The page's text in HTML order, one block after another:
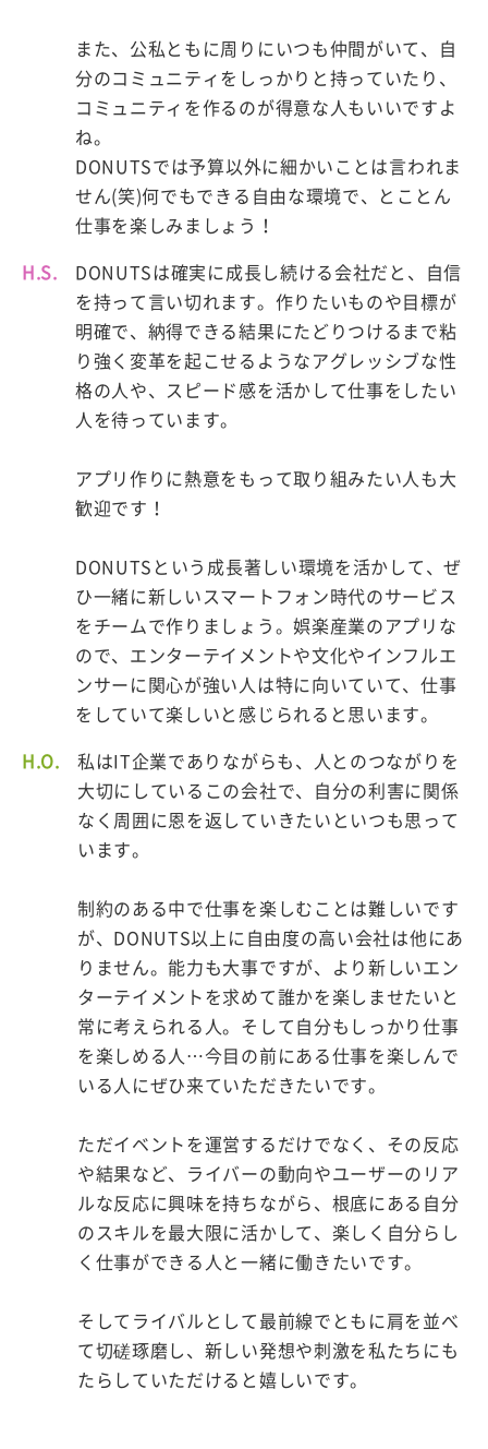
また、公私ともに周りにいつも仲間がいて、自
分のコミュニティをしっかりと持っていたり、
コミュニティを作るのが得意な人もいいですよ
ね。
DONUTSでは予算以外に細かいことは言われま
せん(笑)何でもできる自由な環境で、とことん
仕事を楽しみましょう！
H.S.
DONUTSは確実に成長し続ける会社だと、自信
を持って言い切れます。作りたいものや目標が
明確で、納得できる結果にたどりつけるまで粘
り強く変革を起こせるようなアグレッシブな性
格の人や、スピード感を活かして仕事をしたい
人を待っています。
アプリ作りに熱意をもって取り組みたい人も大
歓迎です！
DONUTSという成長著しい環境を活かして、ぜ
ひ一緒に新しいスマートフォン時代のサービス
をチームで作りましょう。娯楽産業のアプリな
ので、エンターテイメントや文化やインフルエ
ンサーに関心が強い人は特に向いていて、仕事
をしていて楽しいと感じられると思います。
H.O.
私はIT企業でありながらも、人とのつながりを
大切にしているこの会社で、自分の利害に関係
なく周囲に恩を返していきたいといつも思って
います。
制約のある中で仕事を楽しむことは難しいです
が、DONUTS以上に自由度の高い会社は他にあ
りません。能力も大事ですが、より新しいエン
ターテイメントを求めて誰かを楽しませたいと
常に考えられる人。そして自分もしっかり仕事
を楽しめる人…今目の前にある仕事を楽しんで
いる人にぜひ来ていただきたいです。
ただイベントを運営するだけでなく、その反応
や結果など、ライバーの動向やユーザーのリア
ルな反応に興味を持ちながら、根底にある自分
のスキルを最大限に活かして、楽しく自分らし
く仕事ができる人と一緒に働きたいです。
そしてライバルとして最前線でともに肩を並べ
て切磋琢磨し、新しい発想や刺激を私たちにも
たらしていただけると嬉しいです。